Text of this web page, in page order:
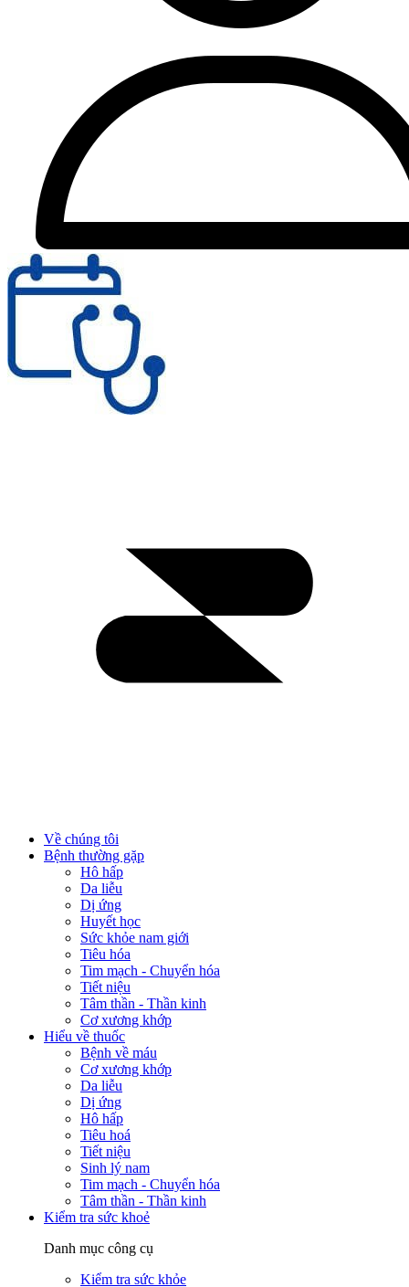
Về chúng tôi
Bệnh thường gặp
Hô hấp
Da liễu
Dị ứng
Huyết học
Sức khỏe nam giới
Tiêu hóa
Tim mạch - Chuyển hóa
Tiết niệu
Tâm thần - Thần kinh
Cơ xương khớp
Hiểu về thuốc
Bệnh về máu
Cơ xương khớp
Da liễu
Dị ứng
Hô hấp
Tiêu hoá
Tiết niệu
Sinh lý nam
Tim mạch - Chuyển hóa
Tâm thần - Thần kinh
Kiểm tra sức khoẻ
Danh mục công cụ
Kiểm tra sức khỏe